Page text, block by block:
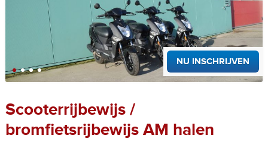
NU INSCHRIJVEN
Scooterrijbewijs /
bromfietsrijbewijs AM halen